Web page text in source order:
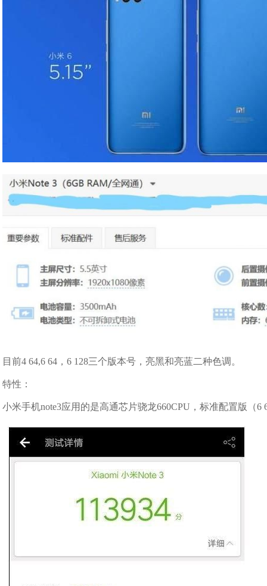
目前4 64,6 64，6 128三个版本号，亮黑和亮蓝二种色调。
特性：
小米手机note3应用的是高通芯片骁龙660CPU，标准配置版（